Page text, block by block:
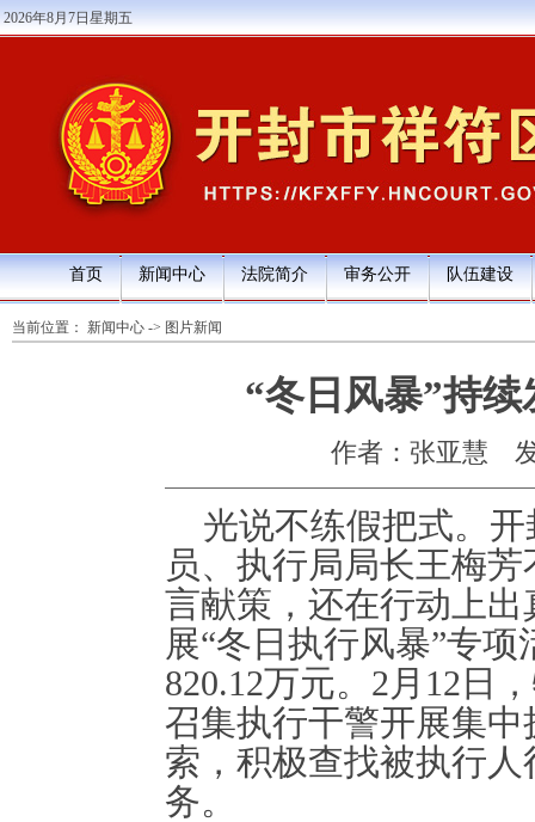
2026年8月7日星期五
首页 新闻中心 法院简介 审务公开 队伍建设
当前位置： 新闻中心 -> 图片新闻
“冬日风暴”持
作者：张亚慧
光说不练假把式。开
员、执行局局长王梅
言献策，还在行动上
展“冬日执行风暴”专
820.12万元。 2 月 12日
召集执行干警开展集
索，积极查找被执行
务。